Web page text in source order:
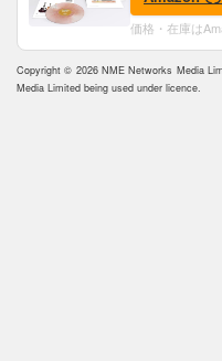
価格・在庫は
Copyright © 2026 NME Networks Media
Media Limited being used under licence.